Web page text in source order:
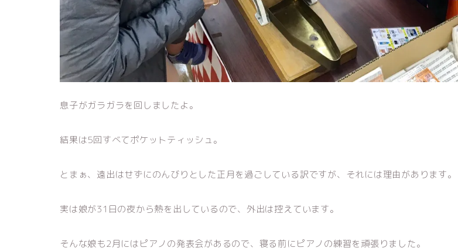
息子がガラガラを回しましたよ。
結果は5回すべてポケットティッシュ。
とまぁ、遠出はせずにのんびりとした正月を過ごしている訳ですが、それには理由があります。
実は娘が31日の夜から熱を出しているので、外出は控えています。
そんな娘も2月にはピアノの発表会があるので、寝る前にピアノの練習を頑張りました。